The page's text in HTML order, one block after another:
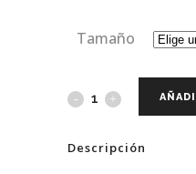
Tamaño
Descripción